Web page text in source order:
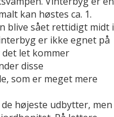
kan høstes ca. 1.
blive sået rettidigt midt i
er ikke egnet på
let kommer
disse
som er meget mere
højeste udbytter, men